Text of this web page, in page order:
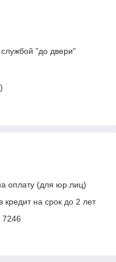
службой "до двери"
оплату (для юр.лиц)
кредит на срок до 2 лет
7246